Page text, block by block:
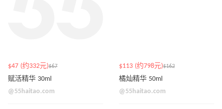
$47 (约332元)$67
赋活精华 30ml
@55haitao.com
$113 (约798元)$162
橘灿精华 50ml
@55haitao.com